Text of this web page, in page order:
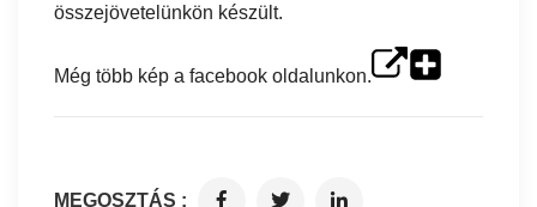
összejövetelünkön készült.
Még több kép a facebook oldalunkon.
MEGOSZTÁS :